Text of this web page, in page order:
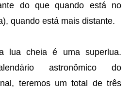
do que quando está no
quando está mais distante.
lua cheia é uma superlua.
astronômico do
teremos um total de três